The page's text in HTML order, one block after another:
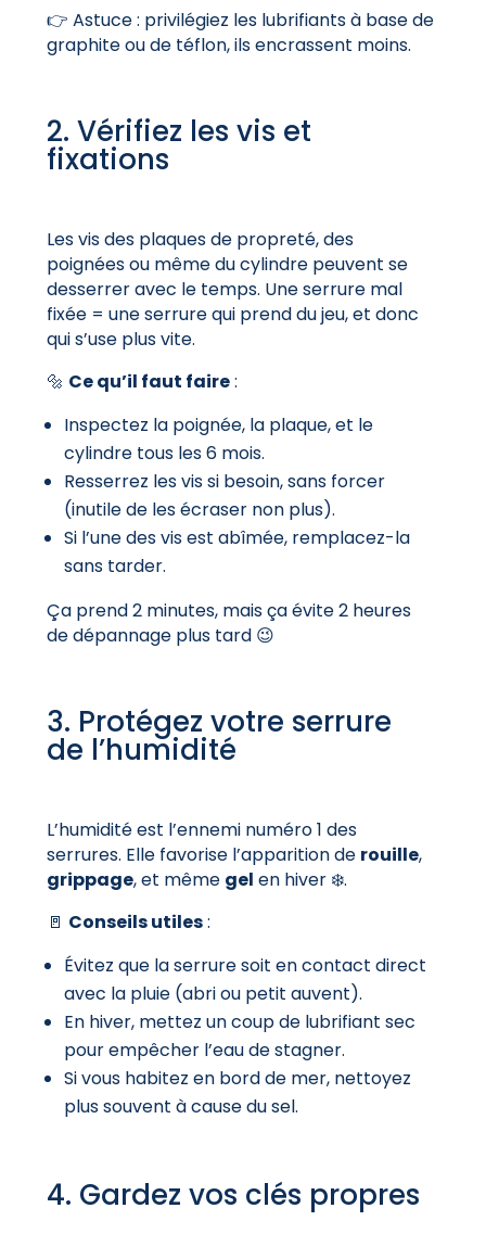
👉 Astuce : privilégiez les lubrifiants à base de
graphite ou de téflon, ils encrassent moins.
2. Vérifiez les vis et
fixations
Les vis des plaques de propreté, des
poignées ou même du cylindre peuvent se
desserrer avec le temps. Une serrure mal
fixée = une serrure qui prend du jeu, et donc
qui s’use plus vite.
🔩 Ce qu’il faut faire:
Inspectez la poignée, la plaque, et le
cylindre tous les 6 mois.
Resserrez les vis si besoin, sans forcer
(inutile de les écraser non plus).
Si l’une des vis est abîmée, remplacez-la
sans tarder.
Ça prend 2 minutes, mais ça évite 2 heures
de dépannage plus tard 😉
3. Protégez votre serrure
de l’humidité
L’humidité est l’ennemi numéro 1 des
serrures. Elle favorise l’apparition de rouille,
grippage, et même gel en hiver ❄️.
🚪 Conseils utiles:
Évitez que la serrure soit en contact direct
avec la pluie (abri ou petit auvent).
En hiver, mettez un coup de lubrifiant sec
pour empêcher l’eau de stagner.
Si vous habitez en bord de mer, nettoyez
plus souvent à cause du sel.
4. Gardez vos clés propres